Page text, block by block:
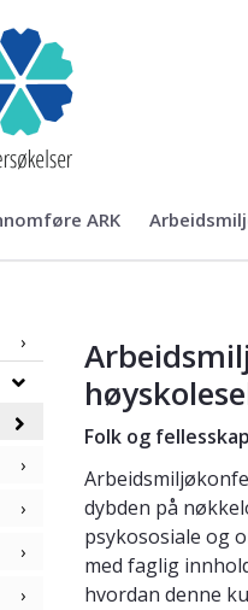
ARK
universitets-
Folk og
dybden på
psykososiale og
med faglig
hvordan denne